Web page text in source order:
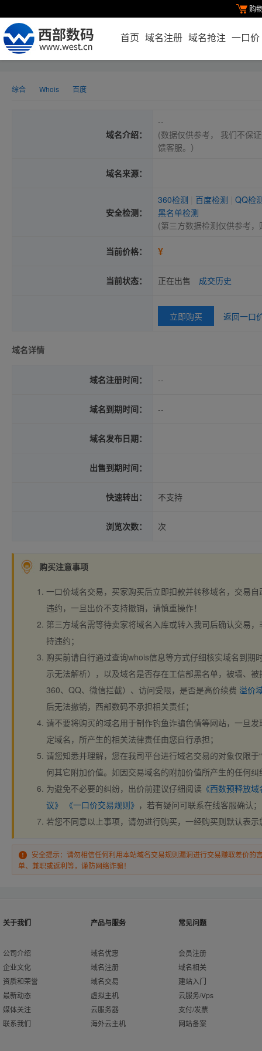
购
首页 域名注册 域名抢注 一口价
综合 Whois 百度
域名介绍：
--
(数据仅供参考， 我们不保
馈客服。）
域名来源：
安全检测：
360检测 百度检测
QQ检
黑名单检测
(第三方数据检测仅供参考
当前价格： ¥
当前状态： 正在出售 成交历史
立即购买 返回一口
域名详情
域名注册时间： --
域名到期时间： --
域名发布日期：
出售到期时间：
快速转出： 不支持
浏览次数： 次
购买注意事项
一口价域名交易，买家购买后立即扣款并转移域名，交易
违约，一旦出价不支持撤销，请慎重操作！
第三方域名需等待卖家将域名入库或转入我司后确认交易
持违约；
购买前请自行通过查询whois信息等方式仔细核实域名到期
示无法解析），以及域名是否存在工信部黑名单，被墙、
360、QQ、微信拦截）、访问受限，是否是高价续费 溢价
后无法撤销，西部数码不承担相关责任；
请不要将购买的域名用于制作钓鱼诈骗色情等网站，一旦
定域名，所产生的相关法律责任由您自行承担；
请您知悉并理解，您在我司平台进行域名交易的对象仅限于
何其它附加价值。如因交易域名的附加价值所产生的任何
为避免不必要的纠纷，出价前建议仔细阅读 《西数预释放
议》
《一口价交易规则》 ，若有疑问可联系在线客服确认；
若您不同意以上事项，请勿进行购买，一经购买则默认表
安全提示：请勿相信任何利用本站域名交易规则漏洞进行交易赚取差价的
单、兼职或返利等，谨防网络诈骗！
关于我们
公司介绍
企业文化
资质和荣誉
最新动态
媒体关注
联系我们
产品与服务
域名优惠
域名注册
域名交易
虚拟主机
云服务器
海外云主机
常见问题
会员注册
域名相关
建站入门
云服务/Vps
支付/发票
网站备案